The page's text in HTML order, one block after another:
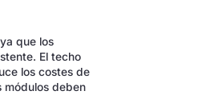
que los
El techo
los costes de
módulos deben